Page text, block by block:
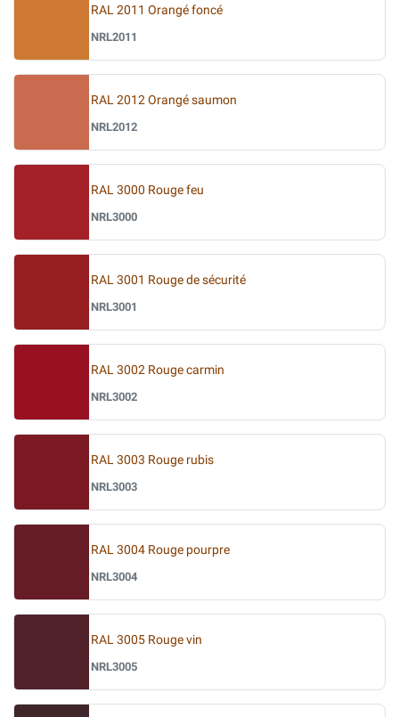
RAL 2011 Orangé foncé
NRL2011
RAL 2012 Orangé saumon
NRL2012
RAL 3000 Rouge feu
NRL3000
RAL 3001 Rouge de sécurité
NRL3001
RAL 3002 Rouge carmin
NRL3002
RAL 3003 Rouge rubis
NRL3003
RAL 3004 Rouge pourpre
NRL3004
RAL 3005 Rouge vin
NRL3005